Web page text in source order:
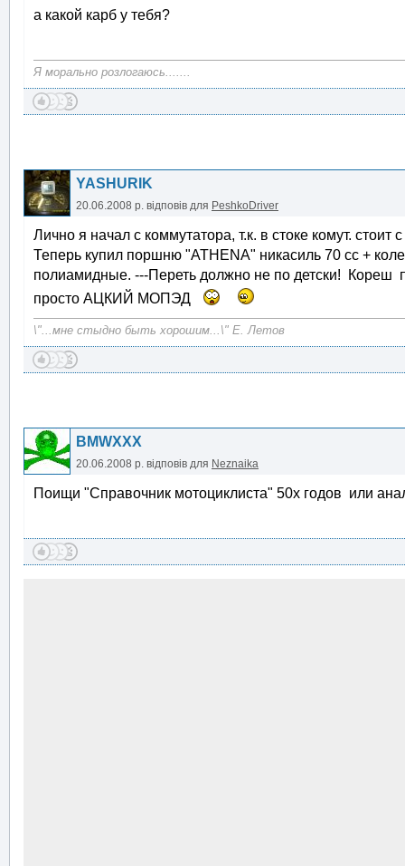
а какой карб у тебя?
Я морально розлогаюсь.......
YASHURIK
20.06.2008 р. відповів для PeshkoDriver
Лично я начал с коммутатора, т.к. в стоке комут. стоит
Теперь купил поршню "ATHENA" никасиль 70 сс +
полиамидные. ---Переть должно не по детски! Кореш
просто АЦКИЙ МОПЭД
\"...мне стыдно быть хорошим...\" Е. Летов
BMWXXX
20.06.2008 р. відповів для Neznaika
Поищи "Справочник мотоциклиста" 50х годов или